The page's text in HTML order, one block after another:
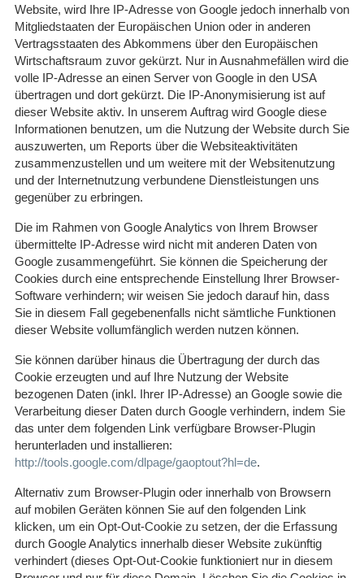
Website, wird Ihre IP-Adresse von Google jedoch innerhalb von
Mitgliedstaaten der Europäischen Union oder in anderen
Vertragsstaaten des Abkommens über den Europäischen
Wirtschaftsraum zuvor gekürzt. Nur in Ausnahmefällen wird die
volle IP-Adresse an einen Server von Google in den USA
übertragen und dort gekürzt. Die IP-Anonymisierung ist auf
dieser Website aktiv. In unserem Auftrag wird Google diese
Informationen benutzen, um die Nutzung der Website durch Sie
auszuwerten, um Reports über die Websiteaktivitäten
zusammenzustellen und um weitere mit der Websitenutzung
und der Internetnutzung verbundene Dienstleistungen uns
gegenüber zu erbringen.
Die im Rahmen von Google Analytics von Ihrem Browser
übermittelte IP-Adresse wird nicht mit anderen Daten von
Google zusammengeführt. Sie können die Speicherung der
Cookies durch eine entsprechende Einstellung Ihrer Browser-
Software verhindern; wir weisen Sie jedoch darauf hin, dass
Sie in diesem Fall gegebenenfalls nicht sämtliche Funktionen
dieser Website vollumfänglich werden nutzen können.
Sie können darüber hinaus die Übertragung der durch das
Cookie erzeugten und auf Ihre Nutzung der Website
bezogenen Daten (inkl. Ihrer IP-Adresse) an Google sowie die
Verarbeitung dieser Daten durch Google verhindern, indem Sie
das unter dem folgenden Link verfügbare Browser-Plugin
herunterladen und installieren:
http://tools.google.com/dlpage/gaoptout?hl=de.
Alternativ zum Browser-Plugin oder innerhalb von Browsern
auf mobilen Geräten können Sie auf den folgenden Link
klicken, um ein Opt-Out-Cookie zu setzen, der die Erfassung
durch Google Analytics innerhalb dieser Website zukünftig
verhindert (dieses Opt-Out-Cookie funktioniert nur in diesem